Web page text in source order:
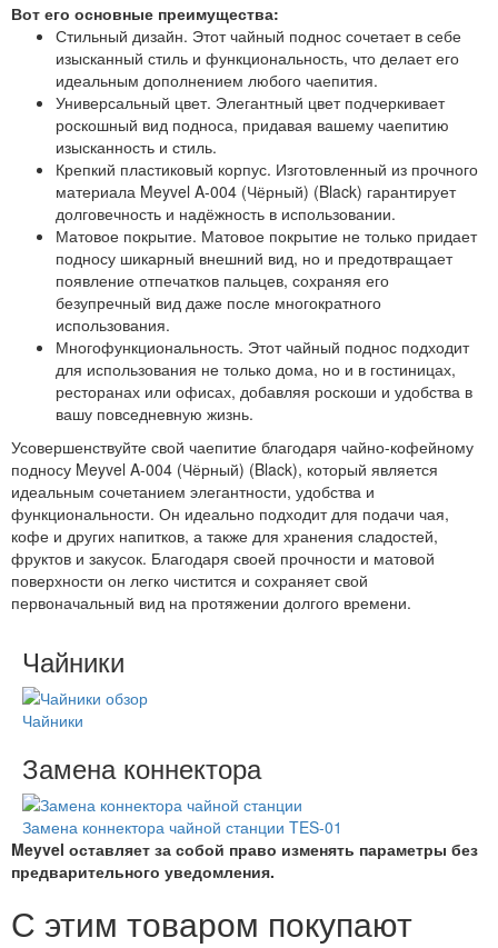
Вот его основные преимущества:
Стильный дизайн. Этот чайный поднос сочетает в себе
изысканный стиль и функциональность, что делает его
идеальным дополнением любого чаепития.
Универсальный цвет. Элегантный цвет подчеркивает
роскошный вид подноса, придавая вашему чаепитию
изысканность и стиль.
Крепкий пластиковый корпус. Изготовленный из прочного
материала Meyvel A-004 (Чёрный) (Black) гарантирует
долговечность и надёжность в использовании.
Матовое покрытие. Матовое покрытие не только придает
подносу шикарный внешний вид, но и предотвращает
появление отпечатков пальцев, сохраняя его
безупречный вид даже после многократного
использования.
Многофункциональность. Этот чайный поднос подходит
для использования не только дома, но и в гостиницах,
ресторанах или офисах, добавляя роскоши и удобства в
вашу повседневную жизнь.
Усовершенствуйте свой чаепитие благодаря чайно-кофейному
подносу Meyvel A-004 (Чёрный) (Black), который является
идеальным сочетанием элегантности, удобства и
функциональности. Он идеально подходит для подачи чая,
кофе и других напитков, а также для хранения сладостей,
фруктов и закусок. Благодаря своей прочности и матовой
поверхности он легко чистится и сохраняет свой
первоначальный вид на протяжении долгого времени.
Чайники
Чайники
Замена коннектора
Замена коннектора чайной станции TES-01
Meyvel оставляет за собой право изменять параметры без
предварительного уведомления.
С этим товаром покупают